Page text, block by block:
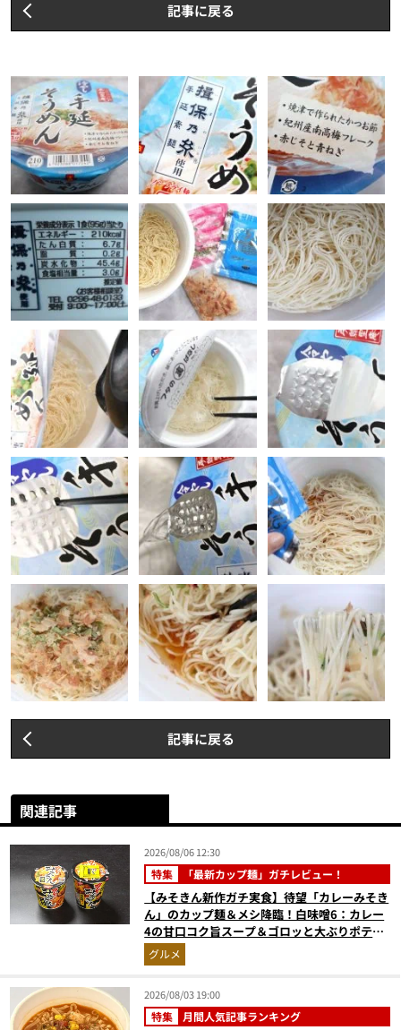
記事に戻る
記事に戻る
関連記事
2026/08/06 12:30
特集 「最新カップ麺」ガチレビュー！
【みそきん新作ガチ実食】待望「カレーみそき
ん」のカップ麺＆メシ降臨！白味噌6：カレー
4の甘口コク旨スープ＆ゴロッと大ぶりポテト
に歓喜
グルメ
2026/08/03 19:00
特集 月間人気記事ランキング